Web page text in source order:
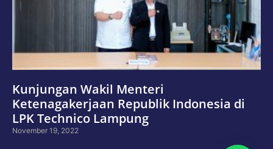
Kunjungan Wakil Menteri
Ketenagakerjaan Republik Indonesia di
LPK Technico Lampung
November 19, 2022